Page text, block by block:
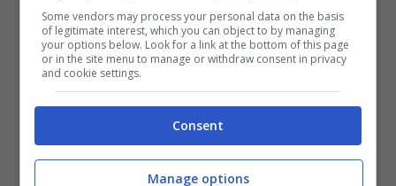
Le specifiche continuano con dimensioni pari
a 155 x 79.6 x 7.4mm per un peso di 145
grammi e proseguono con la presenza del
Some vendors may process your personal data on the basis
of legitimate interest, which you can object to by managing
your options below. Look for a link at the bottom of this page
or in the site menu to manage or withdraw consent in privacy
and cookie settings.
Consent
Manage options